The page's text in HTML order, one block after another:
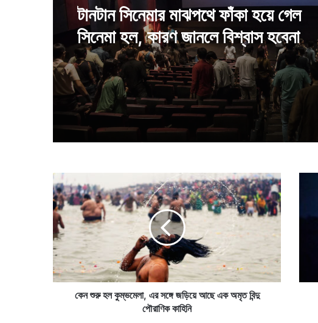
টানটান সিনেমার মাঝপথে ফাঁকা হয়ে গেল
সিনেমা হল, কারণ জানলে বিশ্বাস হবেনা
কে
ন
শু
রু
ল
কু
ম্ভ
মে
কেন শুরু হল কুম্ভমেলা, এর সঙ্গে জড়িয়ে আছে এক অমৃত বিন্দু
পৌরাণিক কাহিনি
৩
উ